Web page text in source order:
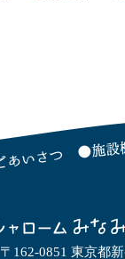
〒162-0851 東京都